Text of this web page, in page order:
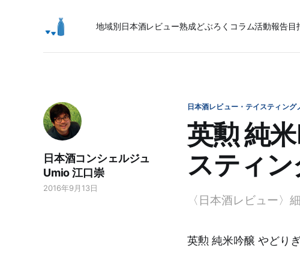
地域別日本酒レビュー熟成どぶろく コラム活動報告目
日本酒レビュー・テイスティング
英勲 純
スティン
日本酒コンシェルジュ
Umio 江口崇
2016年9月13日
〈日本酒レビュー〉
英勲 純米吟醸 やどり